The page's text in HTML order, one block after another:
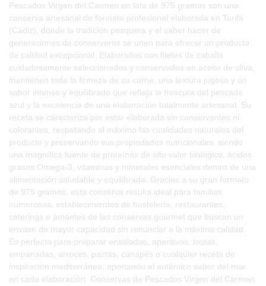
Pescados Virgen del Carmen en lata de 975 gramos son una
conserva artesanal de formato profesional elaborada en Tarifa
(Cádiz), donde la tradición pesquera y el saber hacer de
generaciones de conserveros se unen para ofrecer un producto
de calidad excepcional. Elaborados con filetes de caballa
cuidadosamente seleccionados y conservados en aceite de oliva,
mantienen toda la firmeza de su carne, una textura jugosa y un
sabor intenso y equilibrado que refleja la frescura del pescado
azul y la excelencia de una elaboración totalmente artesanal. Su
receta se caracteriza por estar elaborada sin conservantes ni
colorantes, respetando al máximo las cualidades naturales del
producto y preservando sus propiedades nutricionales, siendo
una magnífica fuente de proteínas de alto valor biológico, ácidos
grasos Omega-3, vitaminas y minerales esenciales dentro de una
alimentación saludable y equilibrada. Gracias a su gran formato
de 975 gramos, esta conserva resulta ideal para familias
numerosas, establecimientos de hostelería, restaurantes,
caterings o amantes de las conservas gourmet que buscan un
envase de mayor capacidad sin renunciar a la máxima calidad.
Es perfecta para preparar ensaladas, aperitivos, tostas,
empanadas, arroces, pastas, canapés o cualquier receta de
inspiración mediterránea, aportando el auténtico sabor del mar
en cada elaboración. Conservas de Pescados Virgen del Carmen